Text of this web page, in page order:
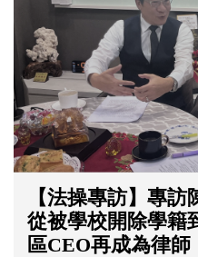
【法操專訪】專訪
從被學校開除學籍
區CEO再成為律師